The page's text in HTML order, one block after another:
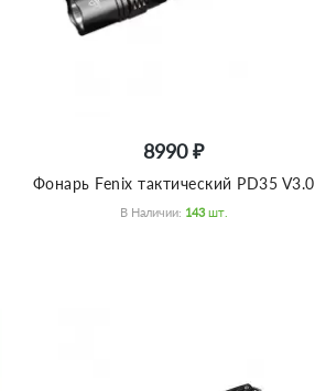
8990 ₽
Фонарь Fenix тактический PD35 V3.0
В Наличии: 143 Шт.